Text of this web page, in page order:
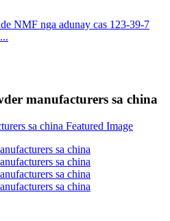
manufacturers sa china